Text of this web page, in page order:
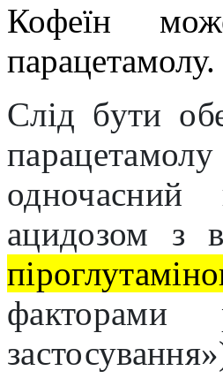
Кофеїн
парацетамолу.
Слід бути
одночасний
ацидозом з
факторами